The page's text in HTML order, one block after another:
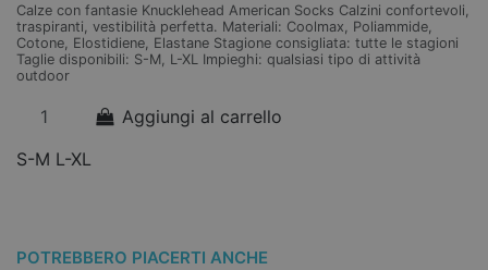
Calze con fantasie Knucklehead American Socks Calzini confortevoli,
traspiranti, vestibilità perfetta. Materiali: Coolmax, Poliammide,
Cotone, Elostidiene, Elastane Stagione consigliata: tutte le stagioni
Taglie disponibili: S-M, L-XL Impieghi: qualsiasi tipo di attività
outdoor
Aggiungi al carrello
S-M L-XL
POTREBBERO PIACERTI ANCHE